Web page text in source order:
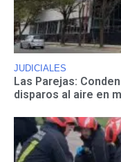
JUDICIALES
Las Parejas:
disparos al aire en